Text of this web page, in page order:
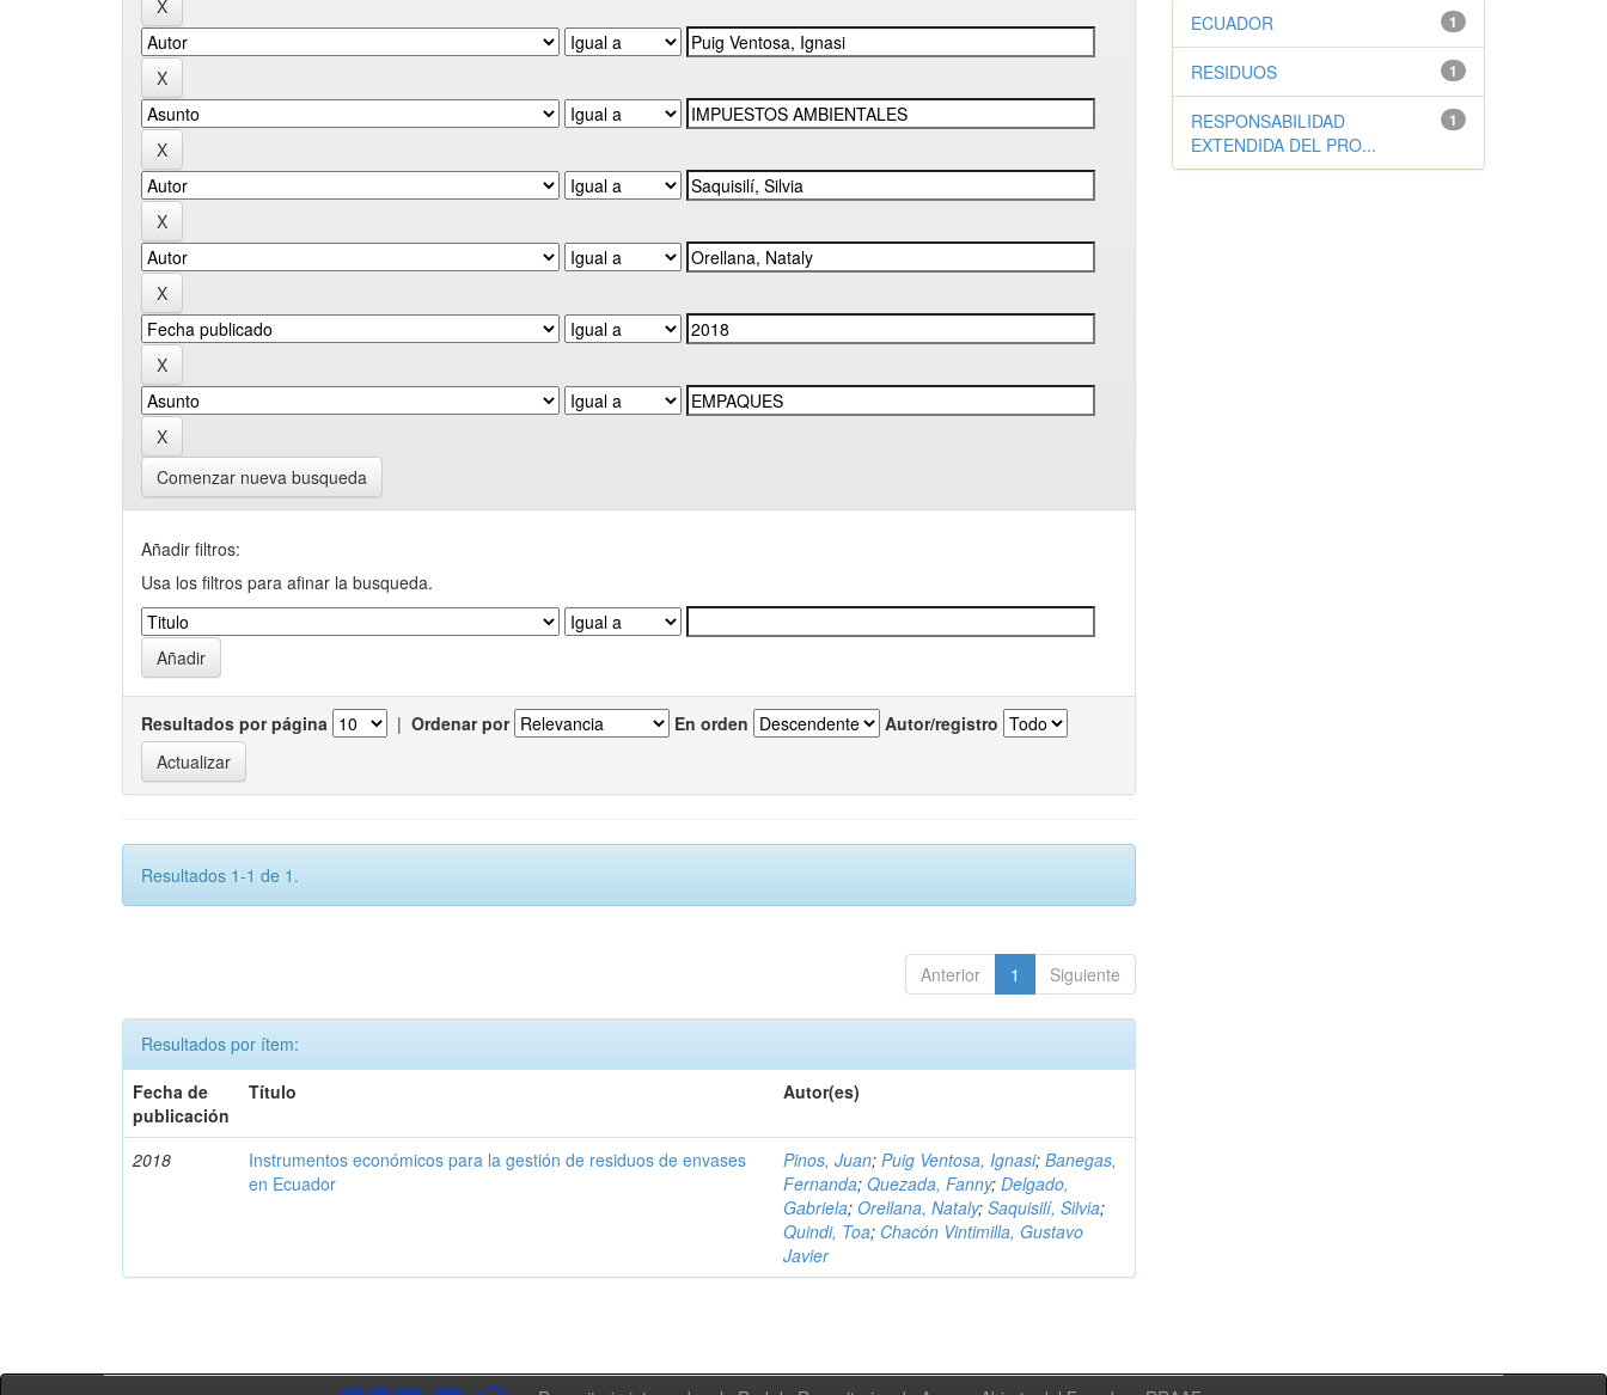
Comenzar nueva busqueda
Añadir filtros:
Usa los filtros para afinar la busqueda.
Resultados por página | Ordenar por En orden Autor/registro
Resultados 1-1 de 1.
Anterior 1 Siguiente
Resultados por ítem:
Fecha de
publicación
Título Autor(es)
2018
Instrumentos económicos para la gestión de residuos de envases
en Ecuador
Pinos, Juan;Puig Ventosa, Ignasi;Banegas,
Fernanda;Quezada, Fanny;Delgado,
Gabriela;Orellana, Nataly;Saquisilí, Silvia;
Quindi, Toa; Chacón Vintimilla, Gustavo
Javier
1
ECUADOR
1
RESIDUOS
1
RESPONSABILIDAD
EXTENDIDA DEL PRO...